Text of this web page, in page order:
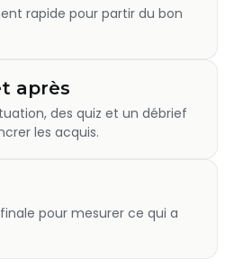
rapide pour partir du bon
après
des quiz et un débrief
les acquis.
pour mesurer ce qui a